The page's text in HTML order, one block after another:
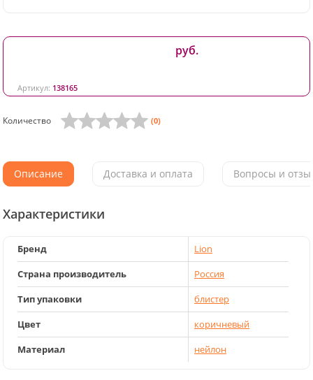
Артикул: 138165
руб.
Количество (0)
Описание Доставка и оплата Вопросы и
Характеристики
Бренд
Lion
Страна производитель
Россия
Тип упаковки
блистер
Цвет
коричневый
Материал
нейлон